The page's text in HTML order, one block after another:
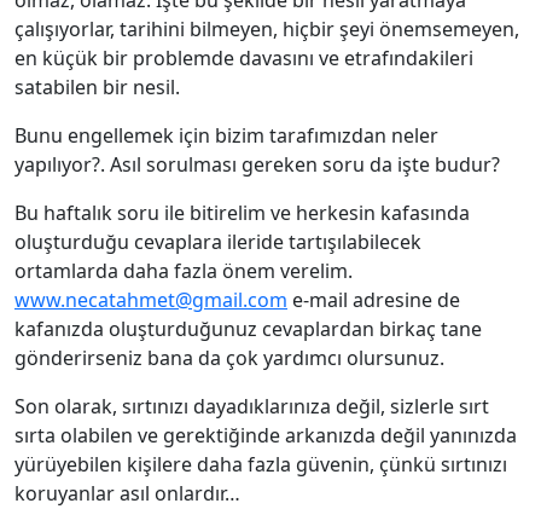
çalışıyorlar, tarihini bilmeyen, hiçbir şeyi önemsemeyen,
en küçük bir problemde davasını ve etrafındakileri
satabilen bir nesil.
Bunu engellemek için bizim tarafımızdan neler
yapılıyor?. Asıl sorulması gereken soru da işte budur?
Bu haftalık soru ile bitirelim ve herkesin kafasında
oluşturduğu cevaplara ileride tartışılabilecek
ortamlarda daha fazla önem verelim.
www.necatahmet@gmail.com e-mail adresine de
kafanızda oluşturduğunuz cevaplardan birkaç tane
gönderirseniz bana da çok yardımcı olursunuz.
Son olarak, sırtınızı dayadıklarınıza değil, sizlerle sırt
sırta olabilen ve gerektiğinde arkanızda değil yanınızda
yürüyebilen kişilere daha fazla güvenin, çünkü sırtınızı
koruyanlar asıl onlardır…